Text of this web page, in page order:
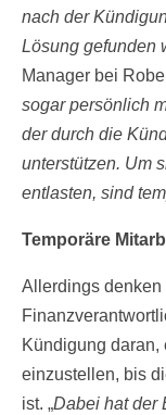
nach der
Lösung gefunden
Manager bei
sogar persönlich
der durch die
unterstützen. Um
entlasten, sind
Temporäre
Allerdings denken
Kündigung daran,
einzustellen, bis
ist. „Dabei hat der